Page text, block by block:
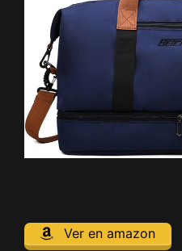
Ver en amazon